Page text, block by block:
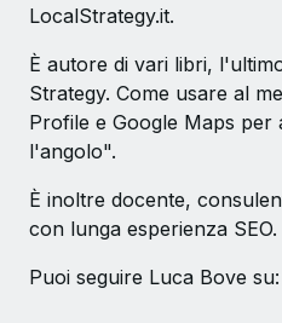
LocalStrategy.it.
È autore di vari libri,
Strategy. Come usare al
Profile e Google Maps per
l'angolo".
È inoltre docente,
con lunga esperienza SEO.
Puoi seguire Luca Bove su: